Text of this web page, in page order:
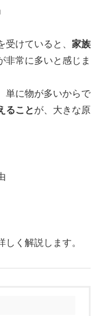
けていると、 家族
非常に多いと感じま
単に物が多いからで
ることが、大きな原
く解説します。